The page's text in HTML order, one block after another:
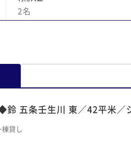
2名
鈴 五条壬生川 東／42平米／
棟貸し